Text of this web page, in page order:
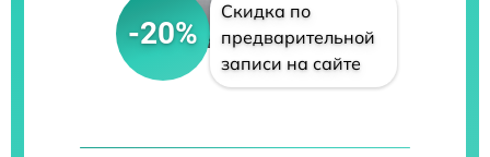
-20%
Скидка по
предварительной
записи на сайте